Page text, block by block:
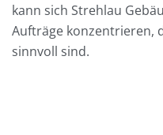
kann sich Strehlau
Aufträge konzentrieren,
sinnvoll sind.